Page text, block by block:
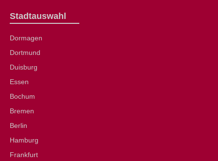
Stadtauswahl
Dormagen
Dortmund
Duisburg
Essen
Bochum
Bremen
Berlin
Hamburg
Frankfurt